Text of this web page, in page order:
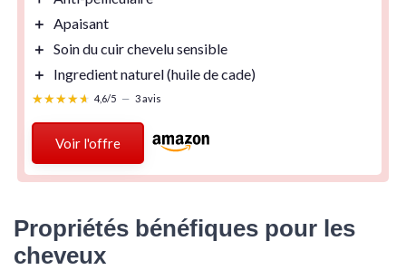
＋ Apaisant
＋ Soindu cuir chevelu sensible
＋
Ingredient naturel(huile de cade)
★★★★★
★★★★★ 4,6/5 — 3 avis
Voir l'offre
Propriétés bénéfiques pour les
cheveux